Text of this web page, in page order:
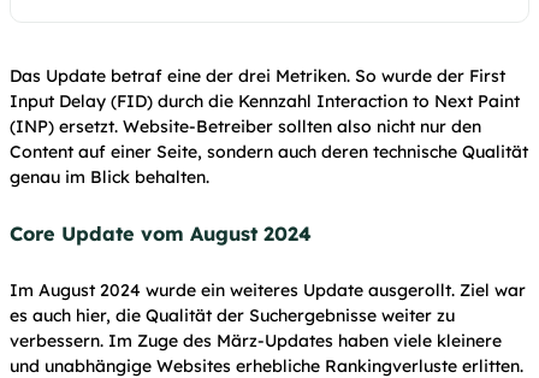
Das Update betraf eine der drei Metriken. So wurde der First
Input Delay (FID) durch die Kennzahl Interaction to Next Paint
(INP) ersetzt. Website-Betreiber sollten also nicht nur den
Content auf einer Seite, sondern auch deren technische Qualität
genau im Blick behalten.
Core Update vom August 2024
Im August 2024 wurde ein weiteres Update ausgerollt. Ziel war
es auch hier, die Qualität der Suchergebnisse weiter zu
verbessern. Im Zuge des März-Updates haben viele kleinere
und unabhängige Websites erhebliche Rankingverluste erlitten.